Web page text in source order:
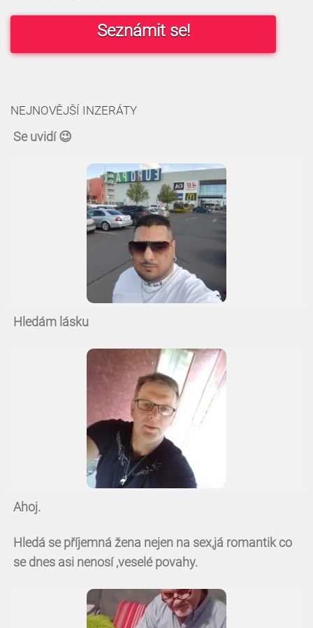
Seznámit se!
NEJNOVĚJŠÍ INZERÁTY
Se uvidí 😉
Hledám lásku
Ahoj.
Hledá se příjemná žena nejen na sex,já romantik co
se dnes asi nenosí ,veselé povahy.